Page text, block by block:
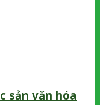
sản văn hóa